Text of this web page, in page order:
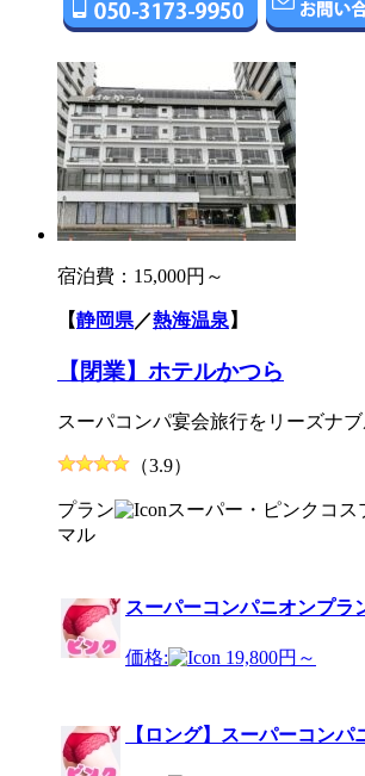
宿泊費： 15,000円～
【静岡県／熱海温泉 】
【閉業】ホテルかつら
スーパコンパ宴会旅行をリーズナブ
（3.9）
プラン スーパー・ピンク コス
マル
スーパーコンパニオンプラ
価格: 19,800円～
【ロング】スーパーコンパ